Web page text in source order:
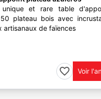
unique et rare table
plateau bois avec
artisanaux de faïences
Voir